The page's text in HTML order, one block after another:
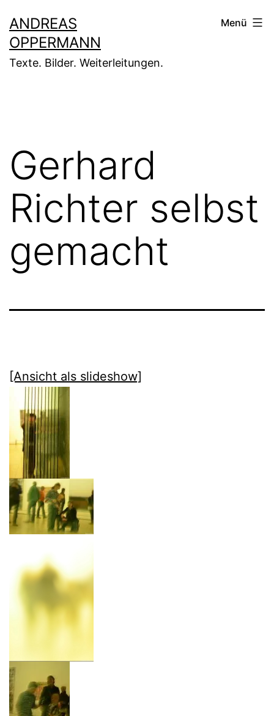
Inhalt
springen
ANDREAS
OPPERMANN
Texte. Bilder. Weiterleitungen.
Menü
Gerhard
Richter selbst
gemacht
[Ansicht als slideshow]